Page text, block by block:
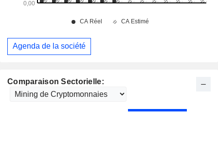
Comparaison Sectorielle:
Agenda de la société